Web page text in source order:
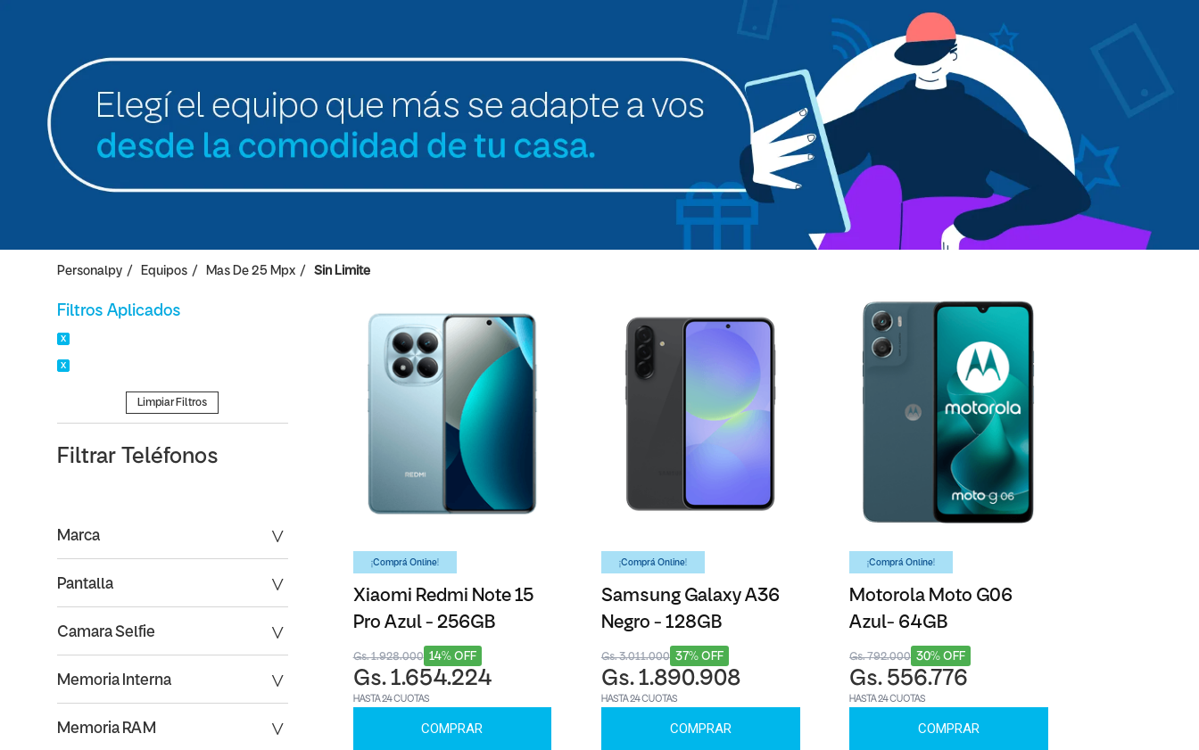
Personalpy Equipos Mas De 25 Mpx Sin Limite
Filtros Aplicados
Limpiar Filtros
Filtrar Teléfonos
Marca
Pantalla
Memoria RAM
Camara Selfie
Memoria Interna
¡Comprá Online!
Xiaomi Redmi Note 15
Pro Azul - 256GB
14% OFF
Gs. 1.928.000
Gs. 1.654.224
HASTA 24 CUOTAS
COMPRAR
¡Comprá Online!
Samsung Galaxy A36
Negro - 128GB
37% OFF
Gs. 3.011.000
Gs. 1.890.908
HASTA 24 CUOTAS
COMPRAR
¡Comprá Online!
Motorola Moto G06
Azul- 64GB
30% OFF
Gs. 792.000
Gs. 556.776
HASTA 24 CUOTAS
COMPRAR